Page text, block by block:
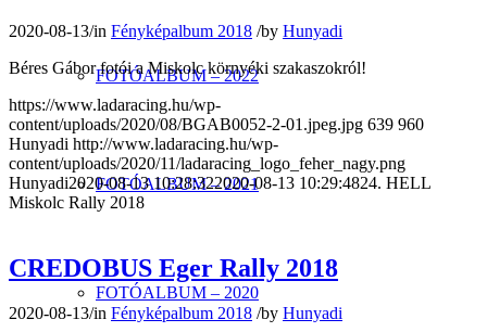
FOTÓALBUM – 2022
FOTÓALBUM – 2021
FOTÓALBUM – 2020
2020-08-13/in Fényképalbum 2018 /by Hunyadi
Béres Gábor fotói a Miskolc környéki szakaszokról!
https://www.ladaracing.hu/wp-
content/uploads/2020/08/BGAB0052-2-01.jpeg.jpg 639 960
Hunyadi http://www.ladaracing.hu/wp-
content/uploads/2020/11/ladaracing_logo_feher_nagy.png
Hunyadi2020-08-13 10:28:322020-08-13 10:29:4824. HELL
Miskolc Rally 2018
CREDOBUS Eger Rally 2018
2020-08-13/in Fényképalbum 2018 /by Hunyadi